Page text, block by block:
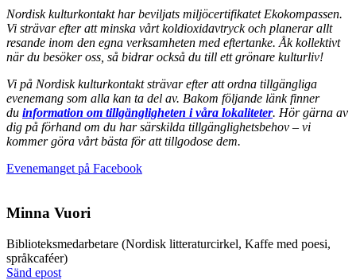
Nordisk kulturkontakt har beviljats miljöcertifikatet Ekokompassen.
Vi strävar efter att minska vårt koldioxidavtryck och planerar allt
resande inom den egna verksamheten med eftertanke. Åk kollektivt
när du besöker oss, så bidrar också du till ett grönare kulturliv!
Vi på Nordisk kulturkontakt strävar efter att ordna tillgängliga
evenemang som alla kan ta del av. Bakom följande länk finner
du information om tillgängligheten i våra lokaliteter. Hör gärna av
dig på förhand om du har särskilda tillgänglighetsbehov – vi
kommer göra vårt bästa för att tillgodose dem.
Evenemanget på FacebookÖppnas
Minna Vuori
Biblioteks­medarbetare (Nordisk litteraturcirkel, Kaffe med poesi,
språkcaféer)
Sänd epostSänd